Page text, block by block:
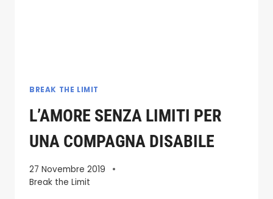
BREAK THE LIMIT
L’AMORE SENZA LIMITI PER
UNA COMPAGNA DISABILE
27 Novembre 2019
Break the Limit